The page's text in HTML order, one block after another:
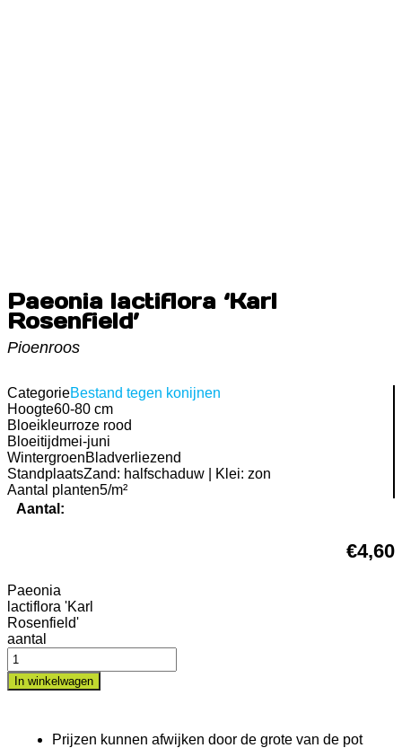
Paeonia lactiflora ‘Karl
Rosenfield’
Pioenroos
CategorieBestand tegen konijnen
Hoogte60-80 cm
Bloeikleurroze rood
Bloeitijdmei-juni
WintergroenBladverliezend
StandplaatsZand: halfschaduw | Klei: zon
Aantal planten5/m²
Aantal:
€4,60
Paeonia
lactiflora 'Karl
Rosenfield'
aantal
In winkelwagen
Prijzen kunnen afwijken door de grote van de pot